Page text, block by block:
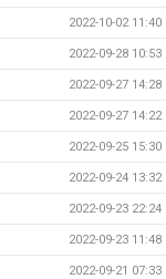
2022-10-02 11:40
2022-09-28 10:53
2022-09-27 14:28
2022-09-27 14:22
2022-09-25 15:30
2022-09-24 13:32
2022-09-23 22:24
2022-09-23 11:48
2022-09-21 07:33